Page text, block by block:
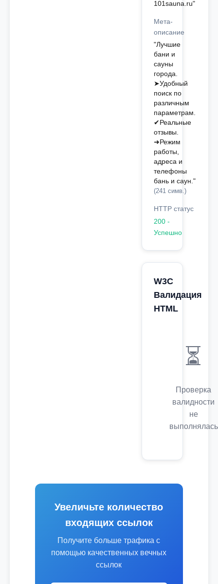
101sauna.ru"
Мета-
описание
"Лучшие
бани и
сауны
города.
➤Удобный
поиск по
различным
параметрам.
✔Реальные
отзывы.
➜Режим
работы,
адреса и
телефоны
бань и саун."
(241 симв.)
HTTP статус
200 -
Успешно
W3C
Валидация
HTML
⏳
Проверка
валидности
не
выполнялась
Увеличьте количество
входящих ссылок
Получите больше трафика с
помощью качественных вечных
ссылок